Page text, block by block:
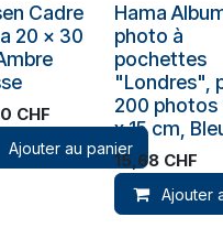
Cadre
20 x 30
CHF
Ajouter au panier
Hama
photo à
pochettes
"Londres",
200 photos
x 15 cm,
15,68CHF
Ajouter